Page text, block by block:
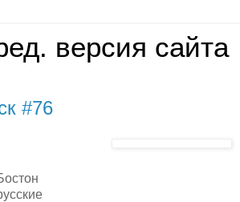
версия сайта
#76